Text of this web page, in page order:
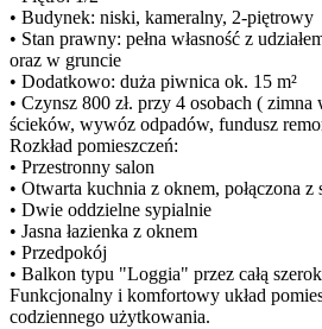
• Budynek: niski, kameralny, 2-piętrowy
• Stan prawny: pełna własność z
oraz w gruncie
• Dodatkowo: duża piwnica ok. 15 m²
• Czynsz 800 zł. przy 4 osobach (
ścieków, wywóz odpadów, fundusz
Rozkład pomieszczeń:
• Przestronny salon
• Otwarta kuchnia z oknem, połączona z
• Dwie oddzielne sypialnie
• Jasna łazienka z oknem
• Przedpokój
• Balkon typu "Loggia" przez całą
Funkcjonalny i komfortowy układ
codziennego użytkowania.